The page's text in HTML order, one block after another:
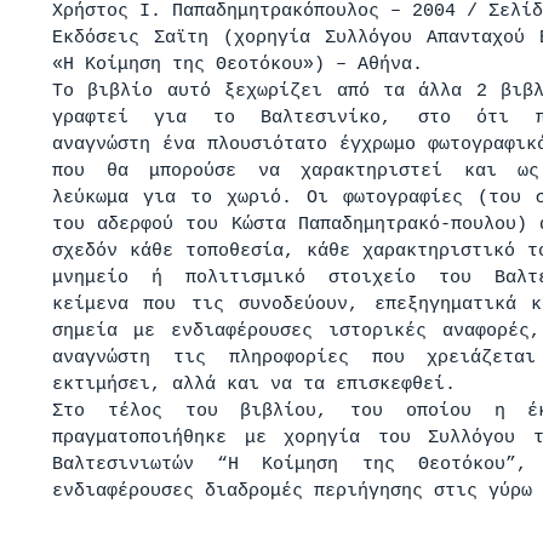
Χρήστος Ι. Παπαδημητρακόπουλος – 2004 /
Εκδόσεις Σαϊτη (χορηγία Συλλόγου Απανταχού
«Η Κοίμηση της Θεοτόκου») – Αθήνα.
Το βιβλίο αυτό ξεχωρίζει από τα άλλα 2
γραφτεί για το Βαλτεσινίκο, στο ότι
αναγνώστη ένα πλουσιότατο έγχρωμο
που θα μπορούσε να χαρακτηριστεί και ως
λεύκωμα για το χωριό. Οι φωτογραφίες (του
του αδερφού του Κώστα Παπαδημητρακό-πουλου)
σχεδόν κάθε τοποθεσία, κάθε χαρακτηριστικό
μνημείο ή πολιτισμικό στοιχείο του
κείμενα που τις συνοδεύουν, επεξηγηματικά
σημεία με ενδιαφέρουσες ιστορικές
αναγνώστη τις πληροφορίες που
εκτιμήσει, αλλά και να τα επισκεφθεί.
Στο τέλος του βιβλίου, του οποίου η
πραγματοποιήθηκε με χορηγία του Συλλόγου
Βαλτεσινιωτών “Η Κοίμηση της Θεοτόκου”,
ενδιαφέρουσες διαδρομές περιήγησης στις γύρω